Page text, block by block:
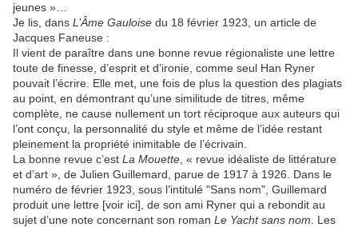
jeunes »…
Je lis, dans L’Âme Gauloise du 18 février 1923, un article de
Jacques Faneuse :
Il vient de paraître dans une bonne revue régionaliste une lettre
toute de finesse, d’esprit et d’ironie, comme seul Han Ryner
pouvait l’écrire. Elle met, une fois de plus la question des plagiats
au point, en démontrant qu’une similitude de titres, même
complète, ne cause nullement un tort réciproque aux auteurs qui
l’ont conçu, la personnalité du style et même de l’idée restant
pleinement la propriété inimitable de l’écrivain.
La bonne revue c’est La Mouette , « revue idéaliste de littérature
et d’art », de Julien Guillemard, parue de 1917 à 1926. Dans le
numéro de février 1923, sous l’intitulé "Sans nom", Guillemard
produit une lettre [voir ici], de son ami Ryner qui a rebondit au
sujet d’une note concernant son roman Le Yacht sans nom . Les